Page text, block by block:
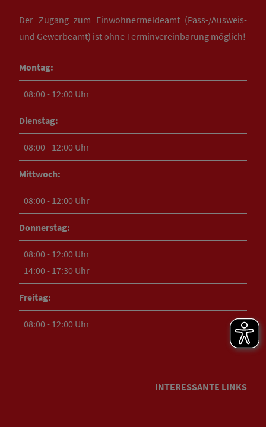
Der Zugang zum Einwohnermeldeamt (Pass-/Ausweis-
und Gewerbeamt) ist ohne Terminvereinbarung möglich!
Montag:
08:00 - 12:00 Uhr
Dienstag:
08:00 - 12:00 Uhr
Mittwoch:
08:00 - 12:00 Uhr
Donnerstag:
08:00 - 12:00 Uhr
14:00 - 17:30 Uhr
Freitag:
08:00 - 12:00 Uhr
INTERESSANTE LINKS